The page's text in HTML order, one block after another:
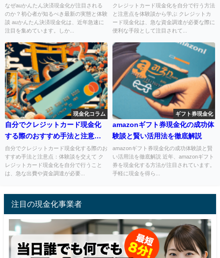
き最新の実態と体験談
なぜauかんたん決済現金化が注目される
のか？初心者が知るべき最新の実態と体験
談 auかんたん決済現金化は、近年急速に
注目を集めています。しか...
ら学ぶ
クレジットカード現金化を自分で行う方法
と注意点を体験談から学ぶ クレジットカ
ード現金化は、急な資金調達が必要な際に
便利な手段として注目されて...
現金化コラム
自分でクレジットカード現金化
する際のおすすめ手法と注意
点：体験談を交えて
自分でクレジットカード現金化する際のお
すすめ手法と注意点：体験談を交えて ク
レジットカード現金化を自分で行うこと
は、急な出費や資金調達が必要...
ギフト券現金化
amazonギフト券現金化の成功体
験談と賢い活用法を徹底解説
amazonギフト券現金化の成功体験談と賢
い活用法を徹底解説 近年、amazonギフト
券を現金化する方法が注目されています。
手軽に現金を得ら...
注目の現金化事業者